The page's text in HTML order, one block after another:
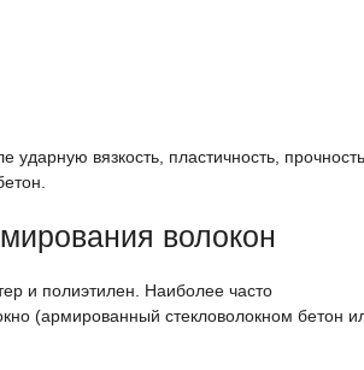
вязкость, пластичность, прочность
волокон
и полиэтилен. Наиболее часто
(армированный стекловолокном бетон